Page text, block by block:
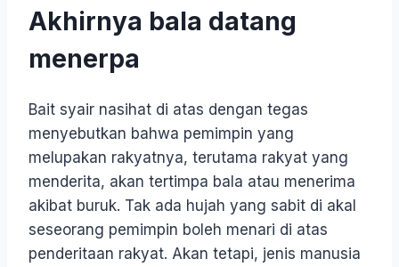
Akhirnya bala datang
menerpa
Bait syair nasihat di atas dengan tegas
menyebutkan bahwa pemimpin yang
melupakan rakyatnya, terutama rakyat yang
menderita, akan tertimpa bala atau menerima
akibat buruk. Tak ada hujah yang sabit di akal
seseorang pemimpin boleh menari di atas
penderitaan rakyat. Akan tetapi, jenis manusia